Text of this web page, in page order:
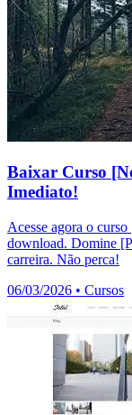
Baixar Curso
Imediato!
Acesse agora o
download. Domine
carreira. Não perca!
06/03/2026 • Cursos